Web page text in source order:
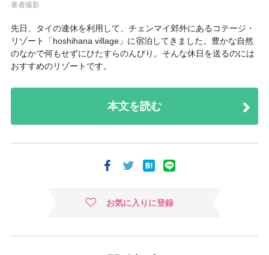
著者撮影
先日、タイの連休を利用して、チェンマイ郊外にあるコテージ・
リゾート
「hoshihana village」 に宿泊してきました。豊かな自然
のなかで何もせずにひたすらのんびり。そんな休日を送るのには
おすすめのリゾートです。
本文を読む
お気に入りに登録